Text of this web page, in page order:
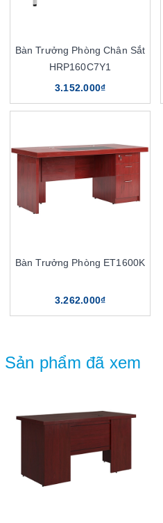
Bàn Trưởng Phòng Chân Sắt
HRP160C7Y1
3.152.000₫
Bàn Trưởng Phòng ET1600K
3.262.000₫
Sản phẩm đã xem